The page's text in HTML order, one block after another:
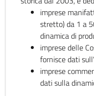
imprese
stretto) da 1 a
dinamica di
imprese delle
fornisce dati
imprese
dati sulla